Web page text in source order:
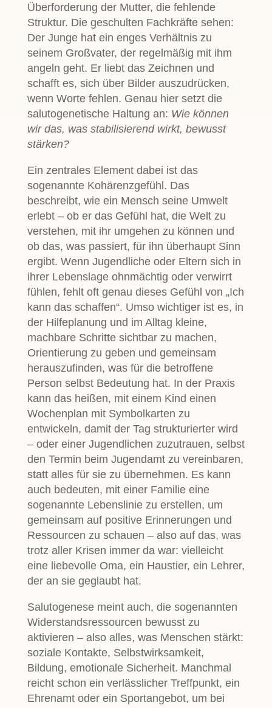
Überforderung der Mutter, die fehlende
Struktur. Die geschulten Fachkräfte sehen:
Der Junge hat ein enges Verhältnis zu
seinem Großvater, der regelmäßig mit ihm
angeln geht. Er liebt das Zeichnen und
schafft es, sich über Bilder auszudrücken,
wenn Worte fehlen. Genau hier setzt die
salutogenetische Haltung an: Wie können
wir das, was stabilisierend wirkt, bewusst
stärken?
Ein zentrales Element dabei ist das
sogenannte Kohärenzgefühl. Das
beschreibt, wie ein Mensch seine Umwelt
erlebt – ob er das Gefühl hat, die Welt zu
verstehen, mit ihr umgehen zu können und
ob das, was passiert, für ihn überhaupt Sinn
ergibt. Wenn Jugendliche oder Eltern sich in
ihrer Lebenslage ohnmächtig oder verwirrt
fühlen, fehlt oft genau dieses Gefühl von „Ich
kann das schaffen“. Umso wichtiger ist es, in
der Hilfeplanung und im Alltag kleine,
machbare Schritte sichtbar zu machen,
Orientierung zu geben und gemeinsam
herauszufinden, was für die betroffene
Person selbst Bedeutung hat. In der Praxis
kann das heißen, mit einem Kind einen
Wochenplan mit Symbolkarten zu
entwickeln, damit der Tag strukturierter wird
– oder einer Jugendlichen zuzutrauen, selbst
den Termin beim Jugendamt zu vereinbaren,
statt alles für sie zu übernehmen. Es kann
auch bedeuten, mit einer Familie eine
sogenannte Lebenslinie zu erstellen, um
gemeinsam auf positive Erinnerungen und
Ressourcen zu schauen – also auf das, was
trotz aller Krisen immer da war: vielleicht
eine liebevolle Oma, ein Haustier, ein Lehrer,
der an sie geglaubt hat.
Salutogenese meint auch, die sogenannten
Widerstandsressourcen bewusst zu
aktivieren – also alles, was Menschen stärkt:
soziale Kontakte, Selbstwirksamkeit,
Bildung, emotionale Sicherheit. Manchmal
reicht schon ein verlässlicher Treffpunkt, ein
Ehrenamt oder ein Sportangebot, um bei